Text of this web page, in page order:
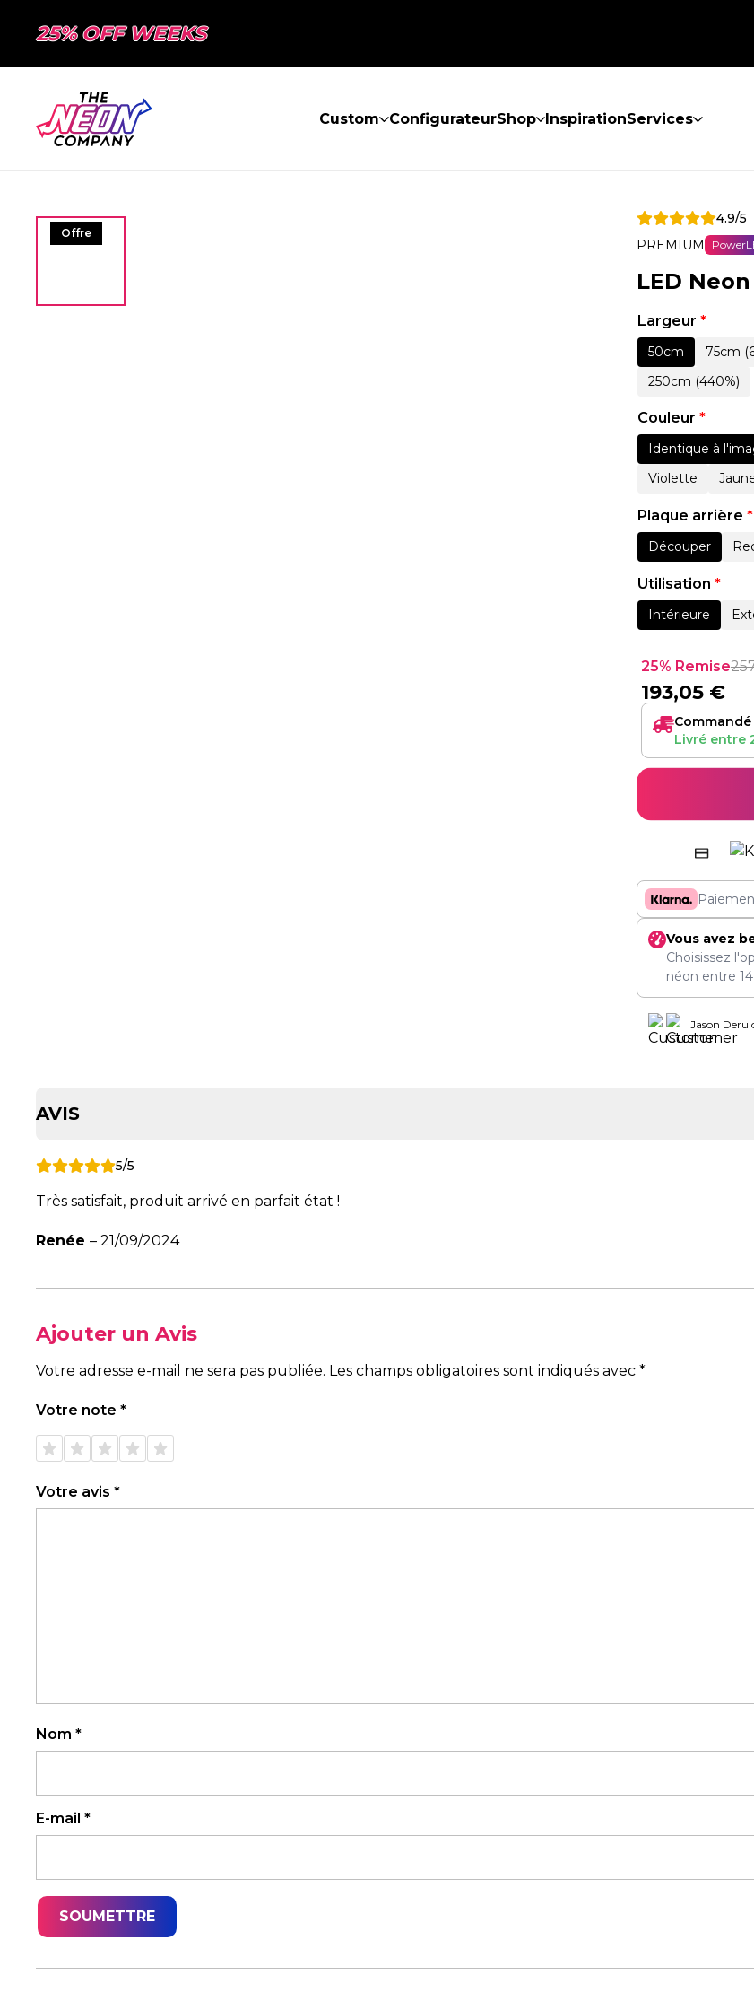
25% OFF WEEKS
Custom ConfigurateurShop InspirationServices
Offre
4.9/5
PREMIUM
LED
Largeur *
50cm 75cm
250cm (440%)
Couleur *
Identique à
Violette
Plaque arrière *
Découper
Utilisation *
Intérieure
25% Remise
193,05 €
Commandé
Livré entre
Vous avez
Choisissez
néon entre 14
Jason
AVIS
5/5
Très satisfait, produit arrivé en parfait état !
Renée – 21/09/2024
Ajouter un Avis
Votre adresse e-mail ne sera pas publiée. Les champs obligatoires sont indiqués avec *
Votre note *
1 étoile
sur 5
2 étoiles
sur 5
3 étoiles
sur 5
4 étoiles
sur 5
5 étoiles
sur 5
Votre avis *
Nom *
E-mail *